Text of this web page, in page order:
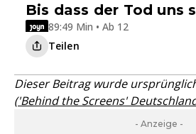
Bis dass der Tod uns
89:49 Min • Ab 12
Teilen
Dieser Beitrag wurde
('Behind the Screens'
- Anzeige -